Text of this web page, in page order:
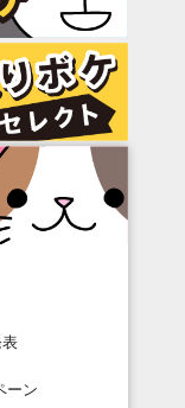
ーン